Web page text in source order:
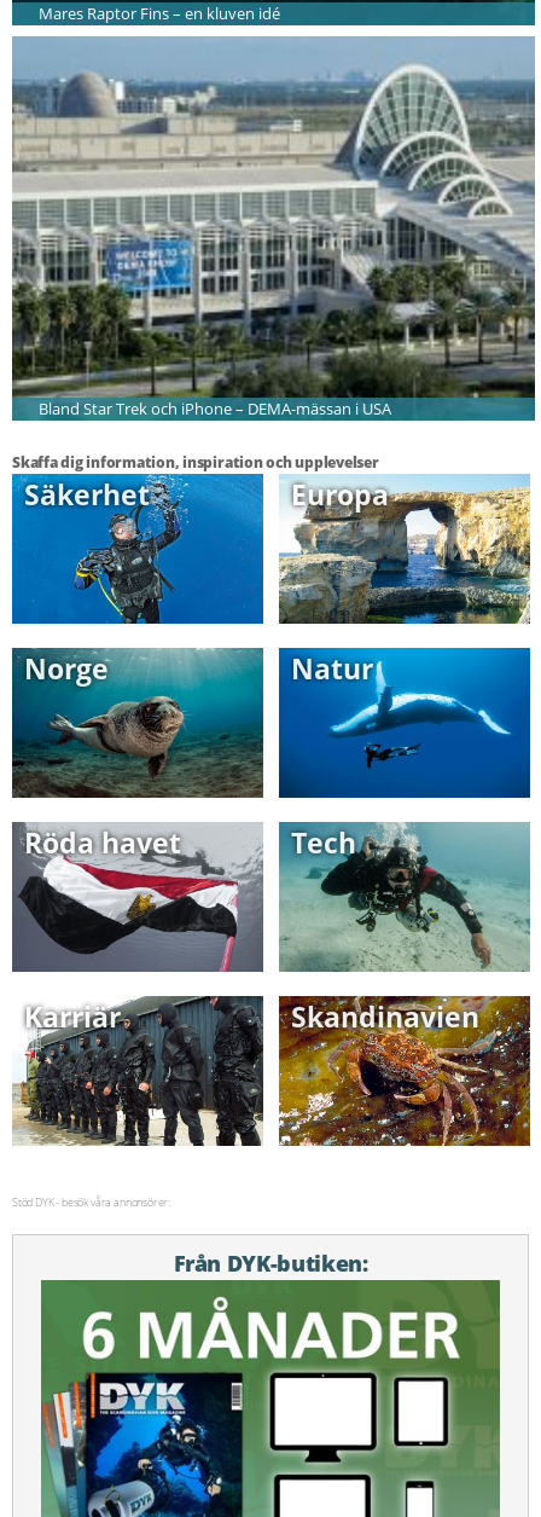
Mares Raptor Fins – en kluven idé
Bland Star Trek och iPhone – DEMA-mässan i USA
Skaffa dig information, inspiration och upplevelser
Säkerhet Europa
Norge Natur
Röda havet Tech
Karriär Skandinavien
Stöd DYK - besök våra annonsörer:
Från DYK-butiken: